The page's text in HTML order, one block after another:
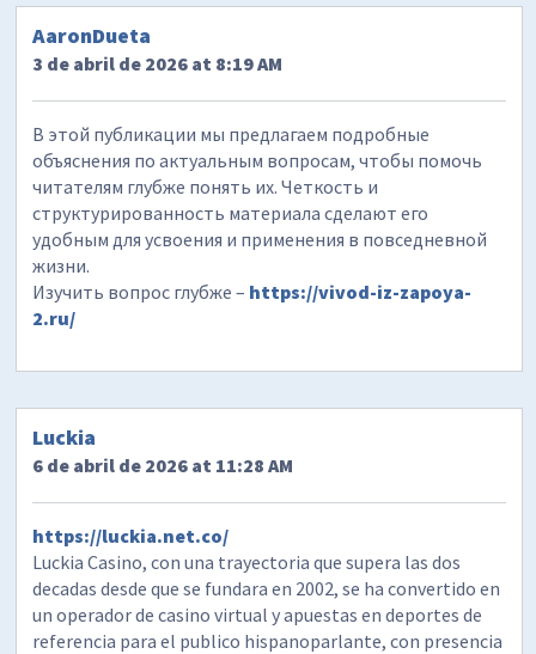
AaronDueta
3 de abril de 2026 at 8:19 AM
В этой публикации мы предлагаем подробные
объяснения по актуальным вопросам, чтобы помочь
читателям глубже понять их. Четкость и
структурированность материала сделают его
удобным для усвоения и применения в повседневной
жизни.
Изучить вопрос глубже – https://vivod-iz-zapoya-
2.ru/
Luckia
6 de abril de 2026 at 11:28 AM
https://luckia.net.co/
Luckia Casino, con una trayectoria que supera las dos
decadas desde que se fundara en 2002, se ha convertido en
un operador de casino virtual y apuestas en deportes de
referencia para el publico hispanoparlante, con presencia